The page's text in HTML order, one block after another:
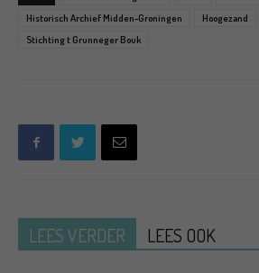
Historisch Archief Midden-Groningen
Hoogezand
Stichting t Grunneger Bouk
LEES VERDER LEES OOK